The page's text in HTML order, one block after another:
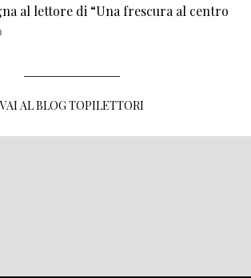
al lettore di “Una frescura al centro
VAI AL BLOG TOPILETTORI